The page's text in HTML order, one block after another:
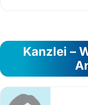
Kanzlei –